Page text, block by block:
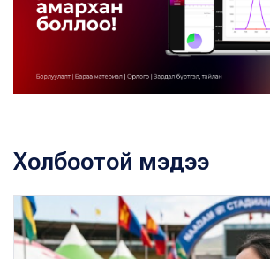
Холбоотой мэдээ